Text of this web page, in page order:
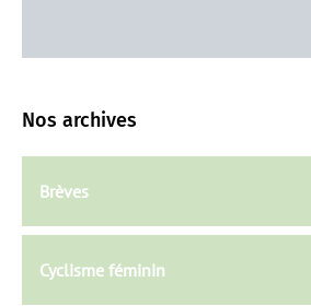
Nos archives
Brèves
Cyclisme féminin